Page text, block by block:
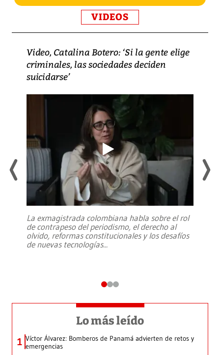
VIDEOS
Video, Catalina Botero: ‘Si la gente elige
criminales, las sociedades deciden
suicidarse’
La exmagistrada colombiana habla sobre el rol
de contrapeso del periodismo, el derecho al
olvido, reformas constitucionales y los desafíos
de nuevas tecnologías...
Lo más leído
1 Víctor Álvarez: Bomberos de Panamá advierten de retos y
emergencias